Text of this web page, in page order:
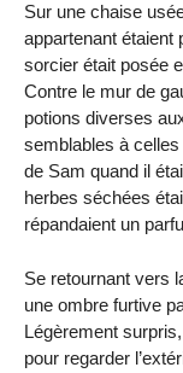
Sur une chaise
appartenant étaient
sorcier était posée
Contre le mur de
potions diverses
semblables à
de Sam quand il
herbes séchées
répandaient un
Se retournant vers
une ombre furtive
Légèrement
pour regarder